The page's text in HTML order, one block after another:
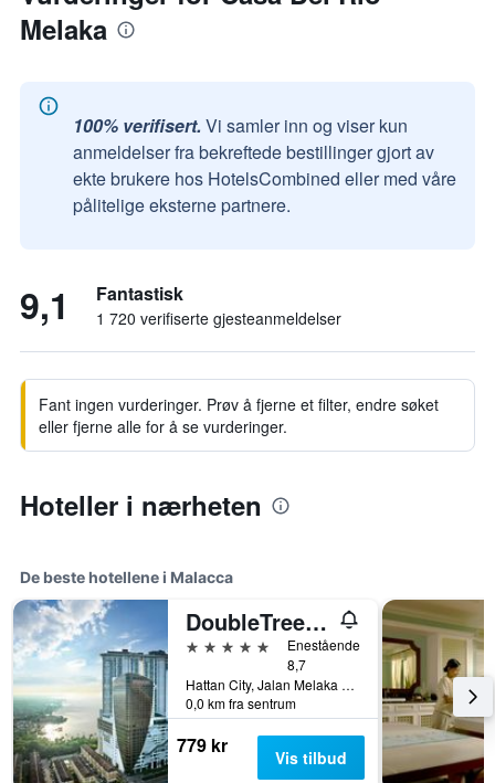
Melaka
100% verifisert. Vi samler inn og viser kun
anmeldelser fra bekreftede bestillinger gjort av
ekte brukere hos HotelsCombined eller med våre
pålitelige eksterne partnere.
9,1 Fantastisk
1 720 verifiserte gjesteanmeldelser
Fant ingen vurderinger. Prøv å fjerne et filter, endre søket
eller fjerne alle for å se vurderinger.
Hoteller i nærheten
De beste hotellene i Malacca
DoubleTree by Hilton Melaka
5 stjerner
Enestående
8,7
Hattan City, Jalan Melaka Raya 23, Malacca, Malaysia
0,0 km fra sentrum
779 kr Vis tilbud